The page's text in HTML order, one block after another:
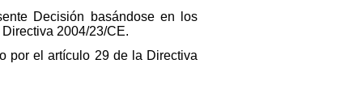
Decisión basándose en los
2004/23/CE.
por el artículo 29 de la Directiva